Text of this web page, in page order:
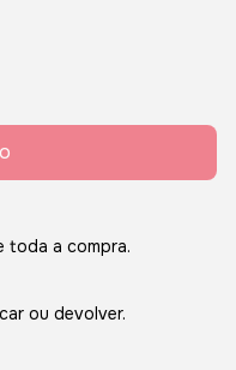
toda a compra.
ou devolver.